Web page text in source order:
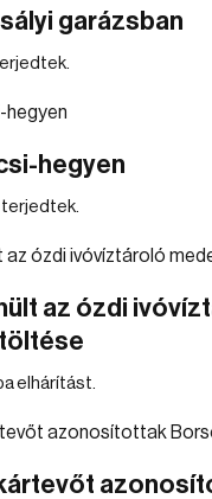
garázsban
hegyen
terjedtek.
az ózdi
elhárítást.